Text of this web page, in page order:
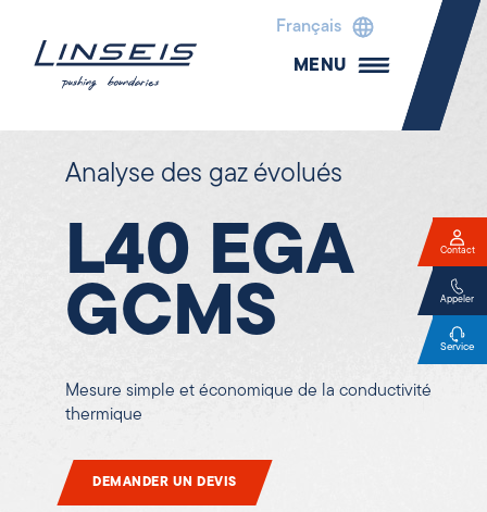
Français
MENU
Analyse des gaz évolués
L40 EGA
GCMS
Mesure simple et économique de la conductivité
thermique
DEMANDER UN DEVIS
Contact
Appeler
Service